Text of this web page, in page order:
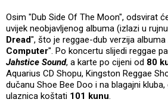
Osim "Dub Side Of The Moon", odsvirat
uvijek neobjavljenog albuma (izlazi u
Dread", što je reggae-dub verzija albuma
Computer". Po koncertu slijedi reggae
Jahstice Sound, a karte po cijeni od 80
Aquarius CD Shopu, Kingston Reggae
dučanu Shoe Bee Doo i na blagajni
ulaznica koštati 101 kunu.